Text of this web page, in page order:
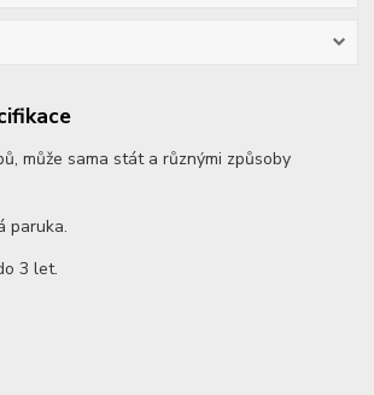
může sama stát a různými způsoby
paruka.
3 let.